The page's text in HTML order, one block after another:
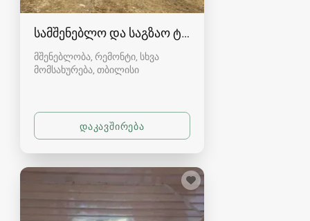
სამშენებლო და საგზაო ტექნიკით მომსახურება
მშენებლობა, რემონტი, სხვა
მომსახურება თბილისი